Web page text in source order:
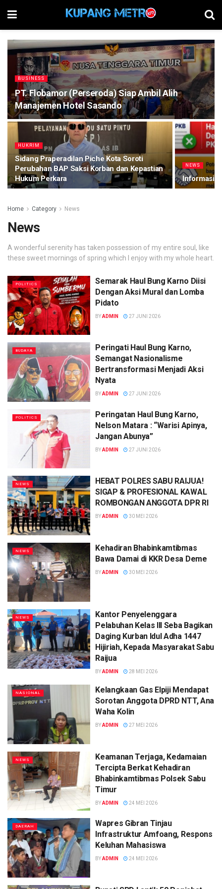
BUSINESS
PT. Flobamor (Perseroda) Siap Ambil Alih
Manajemen Hotel Sasando
HUKRIM
Sidang Praperadilan Piche Kota Soroti
Perubahan BAP Saksi Korban dan Kepastian
Hukum Perkara
NEWS
Informasi
Home Category News
News
A wonderful serenity has taken possession of my entire soul, like
these sweet mornings of spring which I enjoy with my whole heart.
POLITICS
Semarak Haul Bung Karno Diisi
Dengan Aksi Mural dan Lomba
Pidato
BYADMIN 27 JUNI 2026
BUDAYA
Peringati Haul Bung Karno,
Semangat Nasionalisme
Bertransformasi Menjadi Aksi
Nyata
BYADMIN 27 JUNI 2026
POLITICS
Peringatan Haul Bung Karno,
Nelson Matara : “Warisi Apinya,
Jangan Abunya”
BYADMIN 27 JUNI 2026
NEWS
HEBAT POLRES SABU RAIJUA!
SIGAP & PROFESIONAL KAWAL
ROMBONGAN ANGGOTA DPR RI
BYADMIN 30 MEI 2026
NEWS
Kehadiran Bhabinkamtibmas
Bawa Damai di KKR Desa Deme
BYADMIN 30 MEI 2026
NEWS
Kantor Penyelenggara
Pelabuhan Kelas III Seba Bagikan
Daging Kurban Idul Adha 1447
Hijiriah, Kepada Masyarakat Sabu
Raijua
BYADMIN 28 MEI 2026
NASIONAL
Kelangkaan Gas Elpiji Mendapat
Sorotan Anggota DPRD NTT, Ana
Waha Kolin
BYADMIN 27 MEI 2026
NEWS
Keamanan Terjaga, Kedamaian
Tercipta Berkat Kehadiran
Bhabinkamtibmas Polsek Sabu
Timur
BYADMIN 24 MEI 2026
DAERAH
Wapres Gibran Tinjau
Infrastruktur Amfoang, Respons
Keluhan Mahasiswa
BYADMIN 24 MEI 2026